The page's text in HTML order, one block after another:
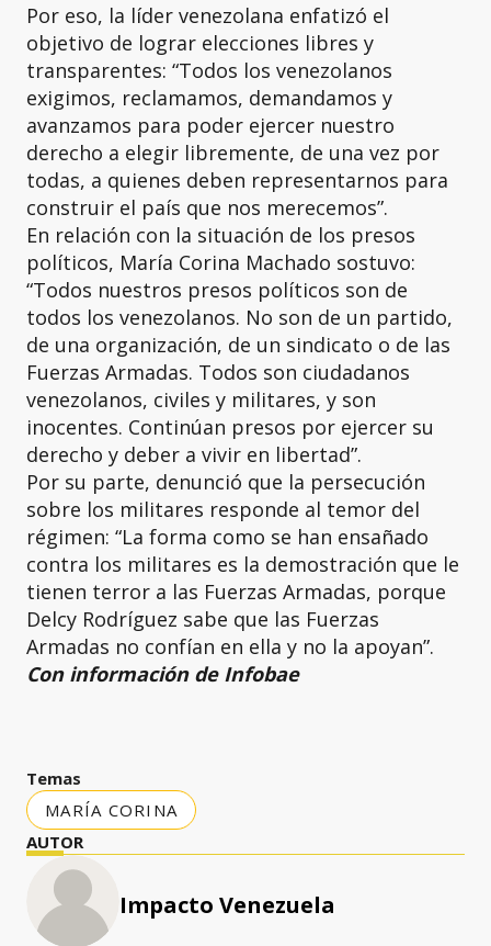
Por eso, la líder venezolana enfatizó el
objetivo de lograr elecciones libres y
transparentes: “Todos los venezolanos
exigimos, reclamamos, demandamos y
avanzamos para poder ejercer nuestro
derecho a elegir libremente, de una vez por
todas, a quienes deben representarnos para
construir el país que nos merecemos”.
En relación con la situación de los presos
políticos, María Corina Machado sostuvo:
“Todos nuestros presos políticos son de
todos los venezolanos. No son de un partido,
de una organización, de un sindicato o de las
Fuerzas Armadas. Todos son ciudadanos
venezolanos, civiles y militares, y son
inocentes. Continúan presos por ejercer su
derecho y deber a vivir en libertad”.
Por su parte, denunció que la persecución
sobre los militares responde al temor del
régimen: “La forma como se han ensañado
contra los militares es la demostración que le
tienen terror a las Fuerzas Armadas, porque
Delcy Rodríguez sabe que las Fuerzas
Armadas no confían en ella y no la apoyan”.
Con información de Infobae
Temas
MARÍA CORINA
AUTOR
Impacto Venezuela